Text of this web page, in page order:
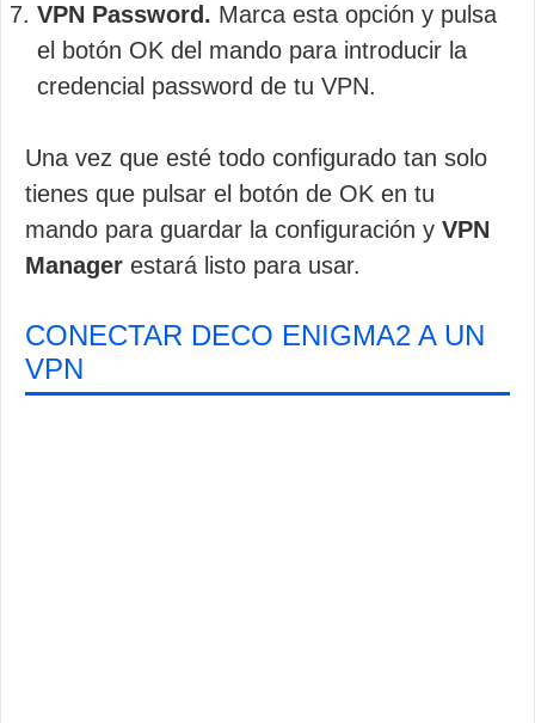
VPN Password. Marca esta opción y pulsa
el botón OK del mando para introducir la
credencial password de tu VPN.
Una vez que esté todo configurado tan solo
tienes que pulsar el botón de OK en tu
mando para guardar la configuración y VPN
Manager estará listo para usar.
CONECTAR DECO ENIGMA2 A UN
VPN